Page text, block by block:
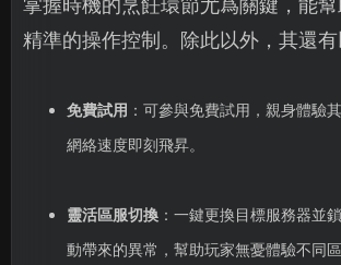
掌握時機的烹飪環節尤爲關鍵，能
精準的操作控制。除此以外，其還有
免費試用 ：可參與免費試用，親身體驗
網絡速度即刻飛昇。
靈活區服切換：一鍵更換目標服務器並
動帶來的異常，幫助玩家無憂體驗不同區